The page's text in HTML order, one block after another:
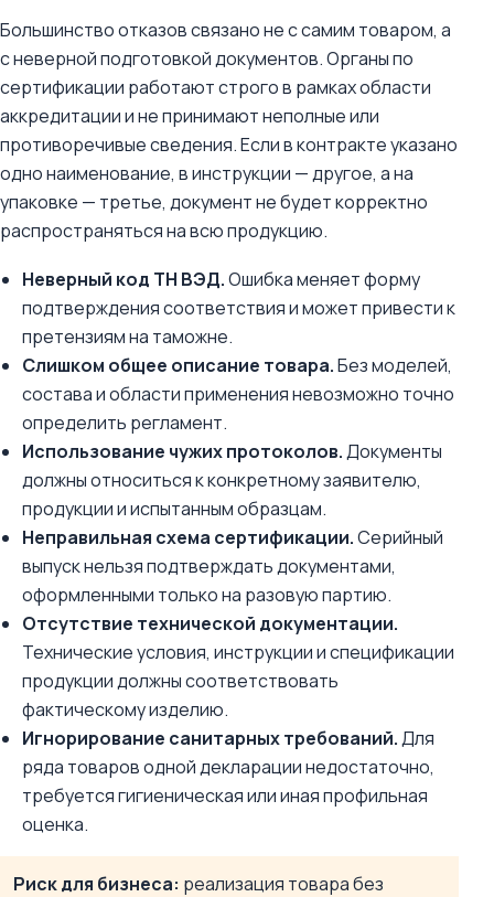
Большинство отказов связано не с самим товаром, а
с неверной подготовкой документов. Органы по
сертификации работают строго в рамках области
аккредитации и не принимают неполные или
противоречивые сведения. Если в контракте указано
одно наименование, в инструкции — другое, а на
упаковке — третье, документ не будет корректно
распространяться на всю продукцию.
Неверный код ТН ВЭД.Ошибка меняет форму
подтверждения соответствия и может привести к
претензиям на таможне.
Слишком общее описание товара.Без моделей,
состава и области применения невозможно точно
определить регламент.
Использование чужих протоколов.Документы
должны относиться к конкретному заявителю,
продукции и испытанным образцам.
Неправильная схема сертификации.Серийный
выпуск нельзя подтверждать документами,
оформленными только на разовую партию.
Отсутствие технической документации.
Технические условия, инструкции и спецификации
продукции должны соответствовать
фактическому изделию.
Игнорирование санитарных требований.Для
ряда товаров одной декларации недостаточно,
требуется гигиеническая или иная профильная
оценка.
Риск для бизнеса: реализация товара без